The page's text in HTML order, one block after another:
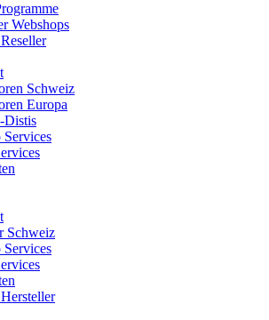
Webshops
Schweiz
Europa
Distis
Services
Schweiz
Services